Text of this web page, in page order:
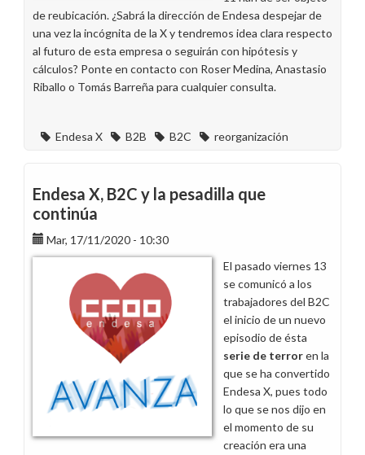
de
Staff
Market
de reubicación. ¿Sabrá la dirección de Endesa despejar de
una vez la incógnita de la X y tendremos idea clara respecto
al futuro de esta empresa o seguirán con hipótesis y
cálculos? Ponte en contacto con Roser Medina, Anastasio
Riballo o Tomás Barreña para cualquier consulta.
Endesa X B2B B2C reorganización
Endesa X, B2C y la pesadilla que
continúa
Mar, 17/11/2020 - 10:30
El pasado viernes 13
se comunicó a los
trabajadores del B2C
el inicio de un nuevo
episodio de ésta
serie de terroren la
que se ha convertido
Endesa X, pues todo
lo que se nos dijo en
el momento de su
creación era una